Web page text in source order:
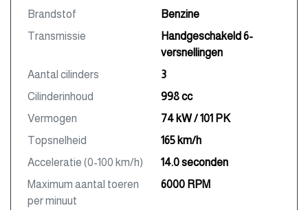
Brandstof
Benzine
Transmissie
Handgeschakeld 6-
versnellingen
Aantal cilinders
3
Cilinderinhoud
998 cc
Vermogen
74 kW / 101 PK
Topsnelheid
165 km/h
Acceleratie (0-100 km/h)
14.0 seconden
Maximum aantal toeren
per minuut
6000 RPM